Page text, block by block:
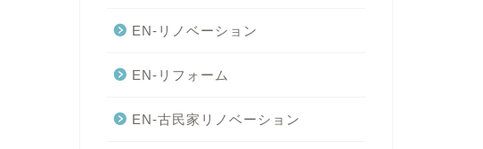
EN-リノベーション
EN-リフォーム
EN-古民家リノベーション